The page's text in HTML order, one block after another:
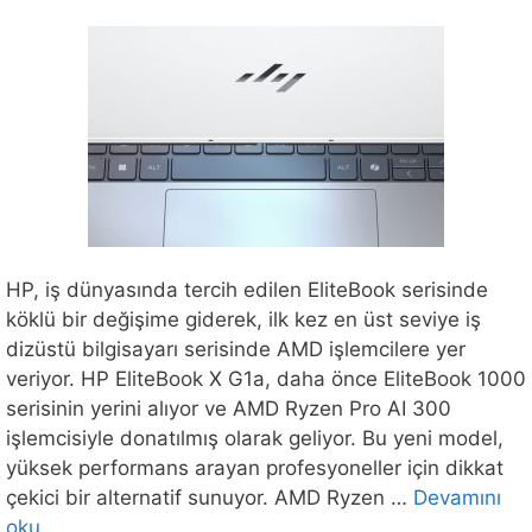
HP, iş dünyasında tercih edilen EliteBook serisinde
köklü bir değişime giderek, ilk kez en üst seviye iş
dizüstü bilgisayarı serisinde AMD işlemcilere yer
veriyor. HP EliteBook X G1a, daha önce EliteBook 1000
serisinin yerini alıyor ve AMD Ryzen Pro AI 300
işlemcisiyle donatılmış olarak geliyor. Bu yeni model,
yüksek performans arayan profesyoneller için dikkat
çekici bir alternatif sunuyor. AMD Ryzen … Devamını